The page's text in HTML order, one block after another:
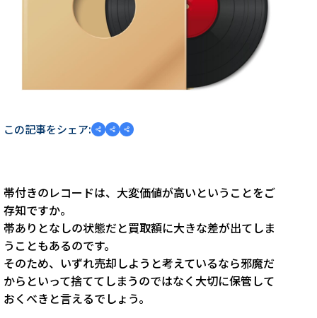
この記事をシェア:
帯付きのレコードは、大変価値が高いということをご
存知ですか。
帯ありとなしの状態だと買取額に大きな差が出てしま
うこともあるのです。
そのため、いずれ売却しようと考えているなら邪魔だ
からといって捨ててしまうのではなく大切に保管して
おくべきと言えるでしょう。